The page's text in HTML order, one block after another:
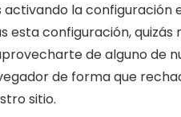
la
esta configuración,
de alguno de
de forma que
sitio.